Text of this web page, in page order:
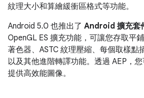
紋理大小和算繪緩衝區格式等功能。
Android 5.0 也推出了 Android 擴充套
OpenGL ES 擴充功能，可讓您存取平
著色器、ASTC 紋理壓縮、每個取樣點
以及其他進階轉譯功能。透過 AEP，
提供高效能圖像。